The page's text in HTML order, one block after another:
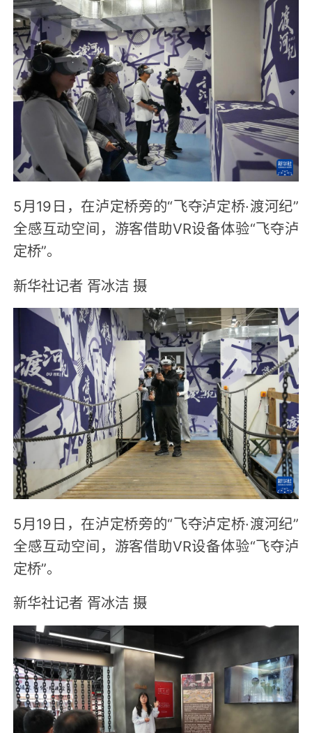
5月19日，在泸定桥旁的“飞夺泸定桥·渡河纪”
全感互动空间，游客借助VR设备体验“飞夺泸
定桥”。
新华社记者 胥冰洁 摄
5月19日，在泸定桥旁的“飞夺泸定桥·渡河纪”
全感互动空间，游客借助VR设备体验“飞夺泸
定桥”。
新华社记者 胥冰洁 摄